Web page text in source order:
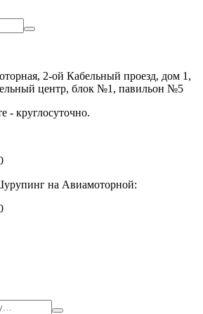
2-ой Кабельный проезд, дом 1,
центр, блок №1, павильон №5
- круглосуточно.
на Авиамоторной: